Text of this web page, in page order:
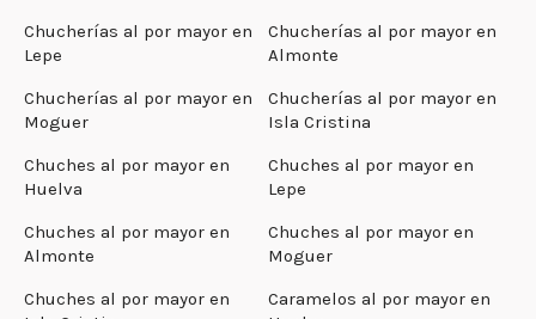
Chucherías al por mayor en
Lepe
Chucherías al por mayor en
Almonte
Chucherías al por mayor en
Moguer
Chucherías al por mayor en
Isla Cristina
Chuches al por mayor en
Huelva
Chuches al por mayor en
Lepe
Chuches al por mayor en
Almonte
Chuches al por mayor en
Moguer
Chuches al por mayor en
Caramelos al por mayor en